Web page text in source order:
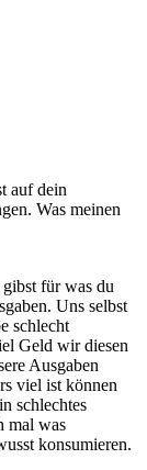
auf dein
Was meinen
für was du
Uns selbst
schlecht
Geld wir diesen
Ausgaben
viel ist können
schlechtes
mal was
konsumieren.